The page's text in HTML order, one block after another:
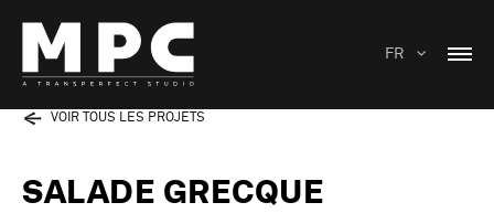
FR
VOIR TOUS LES PROJETS
SALADE GRECQUE